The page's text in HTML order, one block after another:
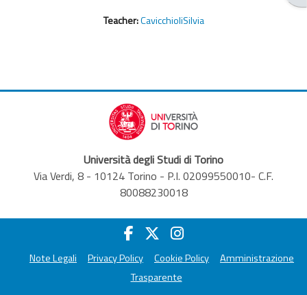
Teacher:CavicchioliSilvia
Università degli Studi di Torino
Via Verdi, 8 - 10124 Torino - P.I. 02099550010- C.F.
80088230018
Note Legali Privacy Policy Cookie Policy
Amministrazione
Trasparente